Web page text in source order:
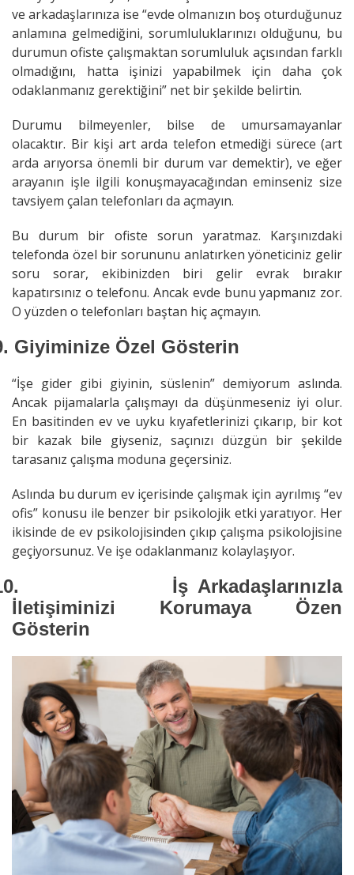
ve arkadaşlarınıza ise “evde olmanızın boş oturduğunuz
anlamına gelmediğini, sorumluluklarınızı olduğunu, bu
durumun ofiste çalışmaktan sorumluluk açısından farklı
olmadığını, hatta işinizi yapabilmek için daha çok
odaklanmanız gerektiğini” net bir şekilde belirtin.
Durumu bilmeyenler, bilse de umursamayanlar
olacaktır. Bir kişi art arda telefon etmediği sürece (art
arda arıyorsa önemli bir durum var demektir), ve eğer
arayanın işle ilgili konuşmayacağından eminseniz size
tavsiyem çalan telefonları da açmayın.
Bu durum bir ofiste sorun yaratmaz. Karşınızdaki
telefonda özel bir sorununu anlatırken yöneticiniz gelir
soru sorar, ekibinizden biri gelir evrak bırakır
kapatırsınız o telefonu. Ancak evde bunu yapmanız zor.
O yüzden o telefonları baştan hiç açmayın.
Giyiminize Özel Gösterin
“İşe gider gibi giyinin, süslenin” demiyorum aslında.
Ancak pijamalarla çalışmayı da düşünmeseniz iyi olur.
En basitinden ev ve uyku kıyafetlerinizi çıkarıp, bir kot
bir kazak bile giyseniz, saçınızı düzgün bir şekilde
tarasanız çalışma moduna geçersiniz.
Aslında bu durum ev içerisinde çalışmak için ayrılmış “ev
ofis” konusu ile benzer bir psikolojik etki yaratıyor. Her
ikisinde de ev psikolojisinden çıkıp çalışma psikolojisine
geçiyorsunuz. Ve işe odaklanmanız kolaylaşıyor.
İş Arkadaşlarınızla
İletişiminizi Korumaya Özen
Gösterin